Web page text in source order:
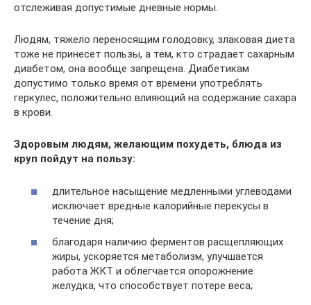
отслеживая допустимые дневные нормы.
Людям, тяжело переносящим голодовку, злаковая диета
тоже не принесет пользы, а тем, кто страдает сахарным
диабетом, она вообще запрещена. Диабетикам
допустимо только время от времени употреблять
геркулес, положительно влияющий на содержание сахара
в крови.
Здоровым людям, желающим похудеть, блюда из
круп пойдут на пользу:
длительное насыщение медленными углеводами
исключает вредные калорийные перекусы в
течение дня;
благодаря наличию ферментов расщепляющих
жиры, ускоряется метаболизм, улучшается
работа ЖКТ и облегчается опорожнение
желудка, что способствует потере веса;